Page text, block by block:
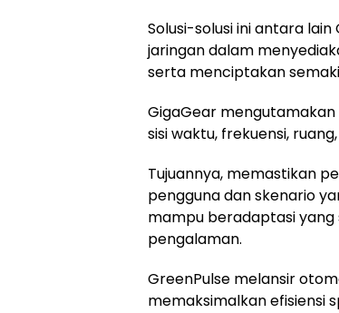
Solusi-solusi ini antara
jaringan dalam
serta menciptakan
GigaGear
sisi waktu, frekuensi,
Tujuannya, memastikan
pengguna dan skenario
mampu beradaptasi
pengalaman.
GreenPulse melansir
memaksimalkan efisiensi